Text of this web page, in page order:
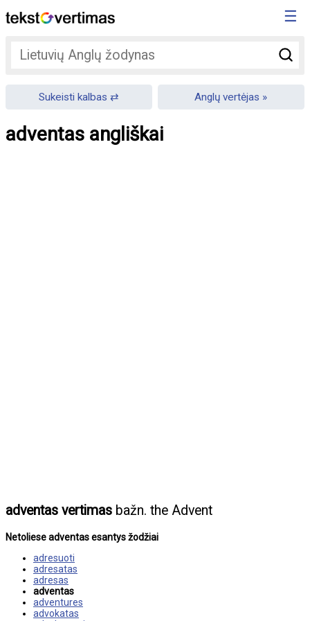
☰
Sukeisti kalbas Anglų vertėjas
adventas angliškai
adventas vertimas bažn. the Advent
Netoliese adventas esantys žodžiai
adresuoti
adresatas
adresas
adventas
adventures
advokatas